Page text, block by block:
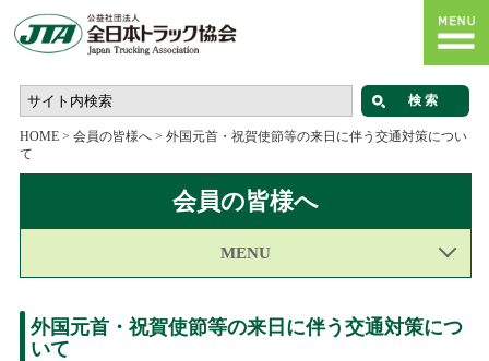
HOME> 会員の皆様へ> 外国元首・祝賀使節等の来日に伴う交通対策につい
て
会員の皆様へ
MENU
外国元首・祝賀使節等の来日に伴う交通対策につ
いて